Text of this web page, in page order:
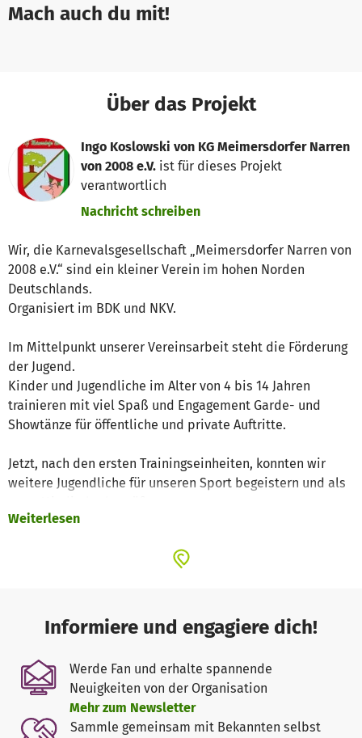
Mach auch du mit!
Über das Projekt
Ingo Koslowski von KG Meimersdorfer Narren
von 2008 e.V. ist für dieses Projekt
verantwortlich
Nachricht schreiben
Wir, die Karnevalsgesellschaft „Meimersdorfer Narren von
2008 e.V.“ sind ein kleiner Verein im hohen Norden
Deutschlands.
Organisiert im BDK und NKV.
Im Mittelpunkt unserer Vereinsarbeit steht die Förderung
der Jugend.
Kinder und Jugendliche im Alter von 4 bis 14 Jahren
trainieren mit viel Spaß und Engagement Garde- und
Showtänze für öffentliche und private Auftritte.
Jetzt, nach den ersten Trainingseinheiten, konnten wir
weitere Jugendliche für unseren Sport begeistern und als
Doch die Finanzierung neuer Kostüme stellt den Verein
Besonders jetzt während der Corona- Pandemie, wenn
Wir freuen uns daher über jede Spende, mit der wir die
Kinder stolz auf ihre neuen Kostüme machen können.
Vielen Dank, im Namen unserer Tanzkinder.
Weiterlesen
Informiere und engagiere dich!
Werde Fan und erhalte spannende
Neuigkeiten von der Organisation
Mehr zum Newsletter
Sammle gemeinsam mit Bekannten selbst